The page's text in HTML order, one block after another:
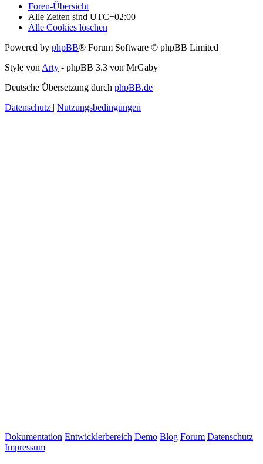
Foren-Übersicht
Alle Zeiten sind UTC+02:00
Alle Cookies löschen
Powered by phpBB® Forum Software © phpBB Limited
Style vonArty - phpBB 3.3 von MrGaby
Deutsche Übersetzung durch phpBB.de
Datenschutz | Nutzungsbedingungen
Dokumentation Entwicklerbereich Demo Blog Forum Datenschutz
Impressum